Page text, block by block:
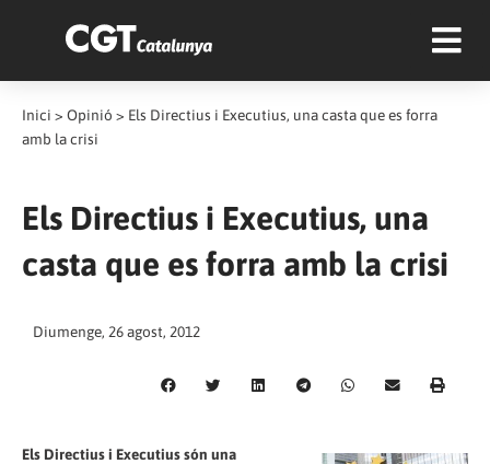
Inici > Opinió > Els Directius i Executius, una casta que es forra
amb la crisi
Els Directius i Executius, una
casta que es forra amb la crisi
Diumenge, 26 agost, 2012
Els Directius i Executius són una